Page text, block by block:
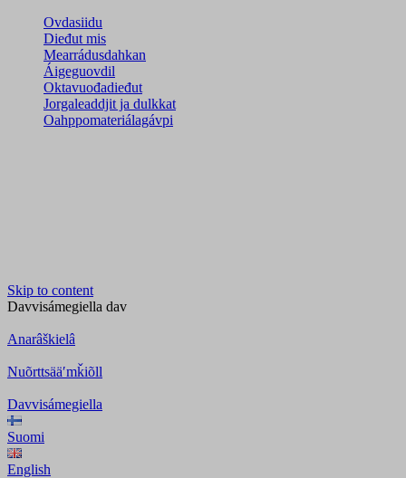
Ovdasiidu
Dieđut mis
Mearrádusdahkan
Áigeguovdil
Oktavuođadieđut
Jorgaleaddjit ja dulkkat
Oahppomateriálagávpi
Skip to content
Davvisámegiella dav
Anarâškielâ
Nuõrttsääʹmǩiõll
Davvisámegiella
Suomi
English